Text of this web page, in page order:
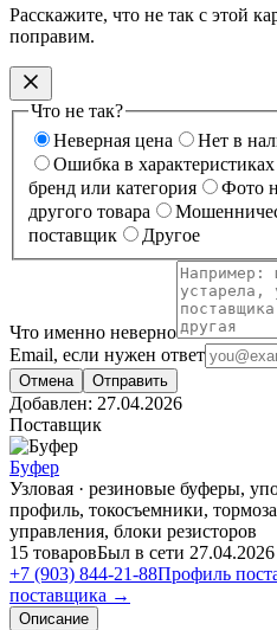
Расскажите, что не так с этой
поправим.
Что не так?
Неверная цена
Нет в
Ошибка в
бренд или категория
Фото
другого товара
поставщик
Другое
Что именно неверно
Email, если нужен ответ
Отмена Отправить
Добавлен: 27.04.2026
Поставщик
Буфер
Узловая · резиновые буферы,
профиль, токосъемники,
управления, блоки резисторов
15 товаровБыл в сети 27.04.2026
+7 (903) 844-21-88Профиль
поставщика →
Описание